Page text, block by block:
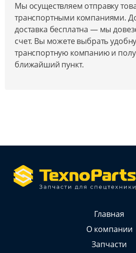
Мы осуществляем отправку
транспортными компаниями.
доставка бесплатна — мы
счет. Вы можете выбрать
транспортную компанию и
ближайший пункт.
Главная
О компании
Запчасти